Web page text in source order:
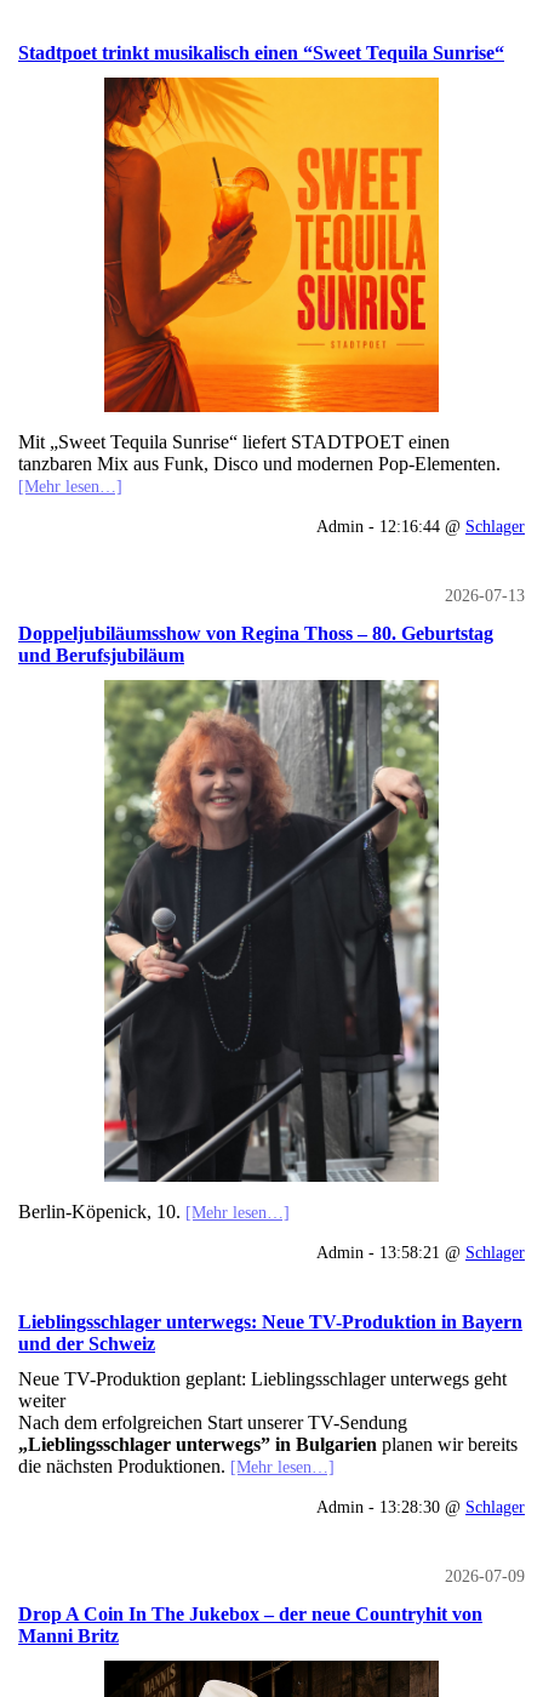
Stadtpoet trinkt musikalisch einen “Sweet Tequila Sunrise“
Mit „Sweet Tequila Sunrise“ liefert STADTPOET einen
tanzbaren Mix aus Funk, Disco und modernen Pop-Elementen.
[Mehr lesen…]
Admin - 12:16:44 @ Schlager
2026-07-13
Doppeljubiläumsshow von Regina Thoss – 80. Geburtstag
und Berufsjubiläum
Berlin-Köpenick, 10. [Mehr lesen…]
Admin - 13:58:21 @ Schlager
Lieblingsschlager unterwegs: Neue TV-Produktion in Bayern
und der Schweiz
Neue TV-Produktion geplant: Lieblingsschlager unterwegs geht
weiter
Nach dem erfolgreichen Start unserer TV-Sendung
„Lieblingsschlager unterwegs” in Bulgarien planen wir bereits
die nächsten Produktionen. [Mehr lesen…]
Admin - 13:28:30 @ Schlager
2026-07-09
Drop A Coin In The Jukebox – der neue Countryhit von
Manni Britz